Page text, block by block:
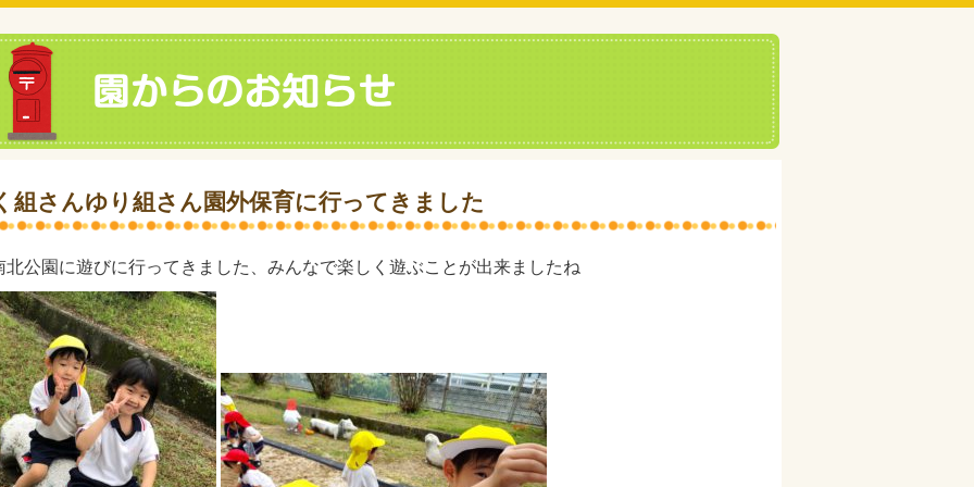
組さんゆり組さん園外保育に行ってきました
北公園に遊びに行ってきました、みんなで楽しく遊ぶことが出来ましたね